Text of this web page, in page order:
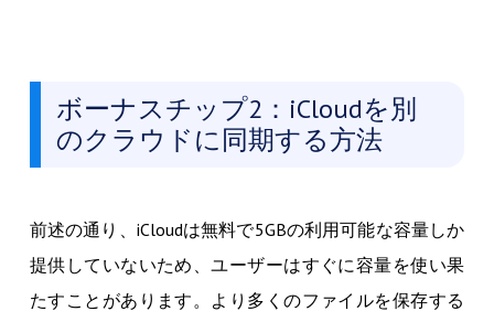
ボーナスチップ2：iCloudを別
のクラウドに同期する方法
前述の通り、iCloudは無料で5GBの利用可能な容量しか
提供していないため、ユーザーはすぐに容量を使い果
たすことがあります。より多くのファイルを保存する